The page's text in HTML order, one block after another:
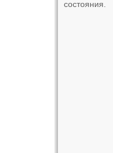
состояния.